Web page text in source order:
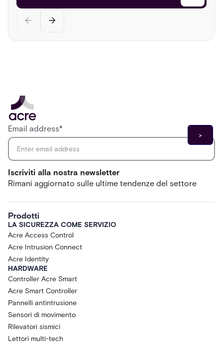
Iscriviti alla nostra newsletter
Rimani aggiornato sulle ultime tendenze del settore
Email address*
Prodotti
LA SICUREZZA COME SERVIZIO
Acre Access Control
Acre Intrusion Connect
Acre Identity
HARDWARE
Controller Acre Smart
Acre Smart Controller
Pannelli antintrusione
Sensori di movimento
Rilevatori sismici
Lettori multi-tech